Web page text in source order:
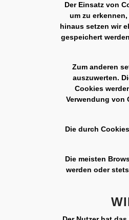
Der Einsatz von
um zu
hinaus setzen wir
gespeichert
Zum anderen
auszuwerten.
Cookies
Verwendung von
Die durch
Die meisten
werden oder